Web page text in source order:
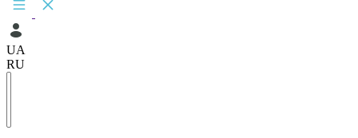
UA
RU